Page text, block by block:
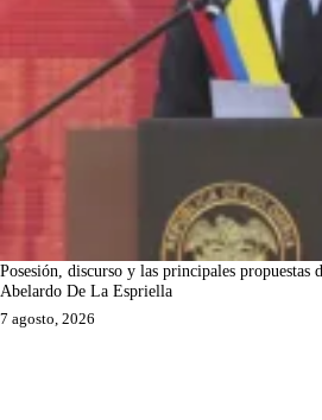
Posesión, discurso y las principales propuestas
Abelardo De La Espriella
7 agosto, 2026